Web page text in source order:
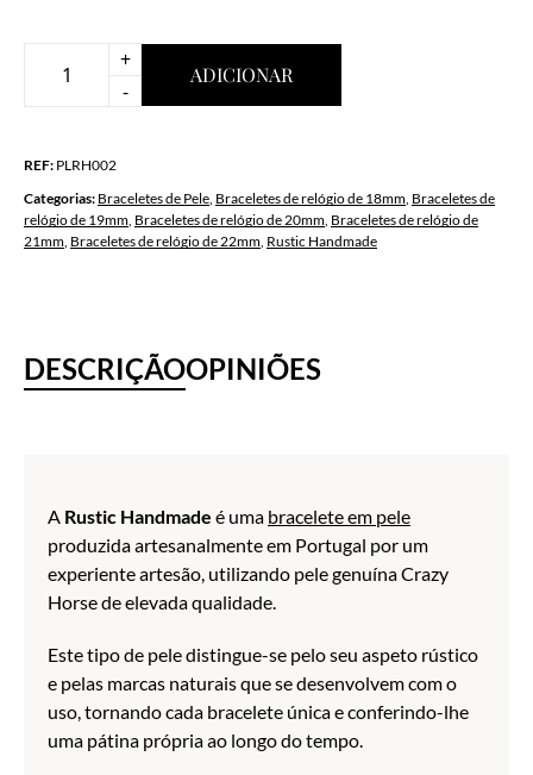
Quantidade
Handmade
Cream
Brown
+
-
ADICIONAR
REF: PLRH002
Categorias: Braceletes de Pele, Braceletes de relógio de 18mm, Braceletes de
relógio de 19mm, Braceletes de relógio de 20mm, Braceletes de relógio de
21mm, Braceletes de relógio de 22mm, Rustic Handmade
DESCRIÇÃOOPINIÕES
A Rustic Handmade é uma bracelete em pele
produzida artesanalmente em Portugal por um
experiente artesão, utilizando pele genuína Crazy
Horse de elevada qualidade.
Este tipo de pele distingue-se pelo seu aspeto rústico
e pelas marcas naturais que se desenvolvem com o
uso, tornando cada bracelete única e conferindo-lhe
uma pátina própria ao longo do tempo.